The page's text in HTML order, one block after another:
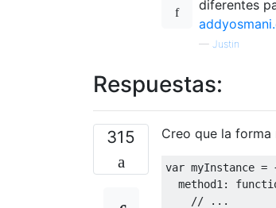
diferentes
— Justin
Respuestas:
315 Creo que la
var myInstance =
  method1
:
// ...